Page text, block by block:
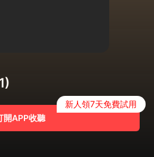
開APP收聽
新人領7天免費試用